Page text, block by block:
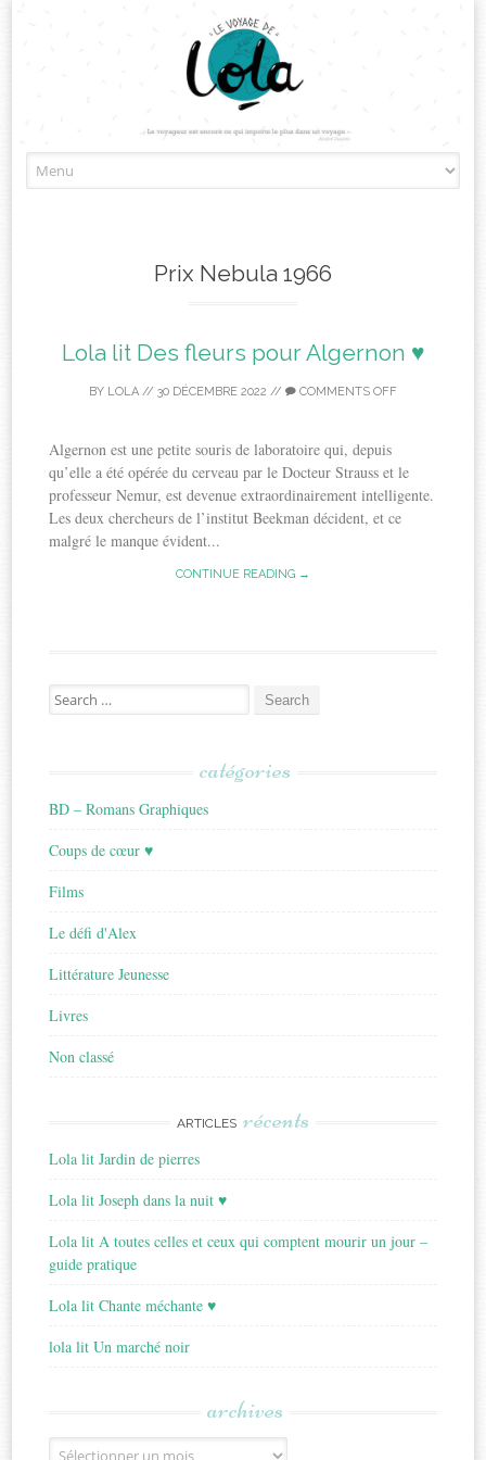
to
Prix Nebula 1966
Lola lit Des fleurs pour Algernon ♥
BY LOLA // 30 DÉCEMBRE 2022 // COMMENTS OFF
Algernon est une petite souris de laboratoire qui, depuis
qu’elle a été opérée du cerveau par le Docteur Strauss et le
professeur Nemur, est devenue extraordinairement intelligente.
Les deux chercheurs de l’institut Beekman décident, et ce
malgré le manque évident...
CONTINUE READING →
Search
for:
catégories
BD – Romans Graphiques
Coups de cœur ♥
Films
Le défi d'Alex
Littérature Jeunesse
Livres
Non classé
ARTICLES récents
Lola lit Jardin de pierres
Lola lit Joseph dans la nuit ♥
Lola lit A toutes celles et ceux qui comptent mourir un jour –
guide pratique
Lola lit Chante méchante ♥
lola lit Un marché noir
archives
Archives